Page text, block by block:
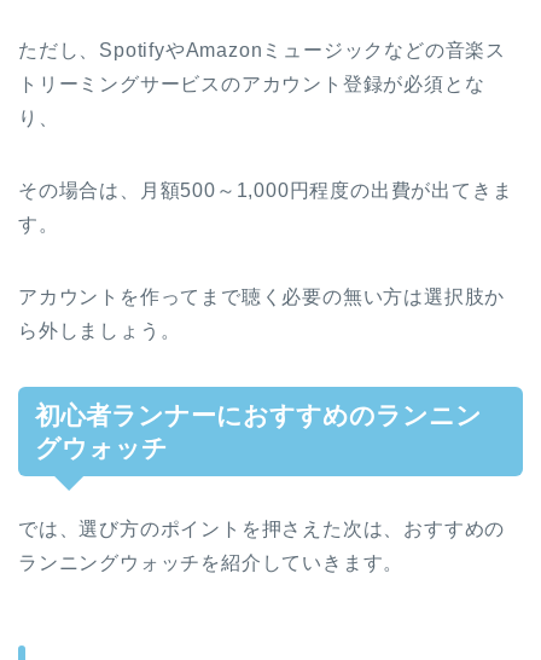
ただし、SpotifyやAmazonミュージックなどの音楽ス
トリーミングサービスのアカウント登録が必須とな
り、
その場合は、月額500～1,000円程度の出費が出てきま
す。
アカウントを作ってまで聴く必要の無い方は選択肢か
ら外しましょう。
初心者ランナーにおすすめのランニン
グウォッチ
では、選び方のポイントを押さえた次は、おすすめの
ランニングウォッチを紹介していきます。